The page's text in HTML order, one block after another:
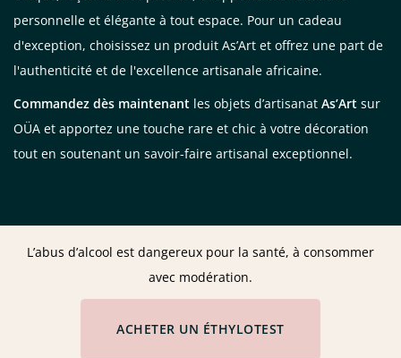
personnelle et élégante à tout espace. Pour un cadeau
d'exception, choisissez un produit As’Art et offrez une part de
l'authenticité et de l'excellence artisanale africaine.
Commandez dès maintenant les objets d’artisanat As’Art sur
OÜA et apportez une touche rare et chic à votre décoration
tout en soutenant un savoir-faire artisanal exceptionnel.
L’abus d’alcool est dangereux pour la santé, à consommer
avec modération.
ACHETER UN ÉTHYLOTEST